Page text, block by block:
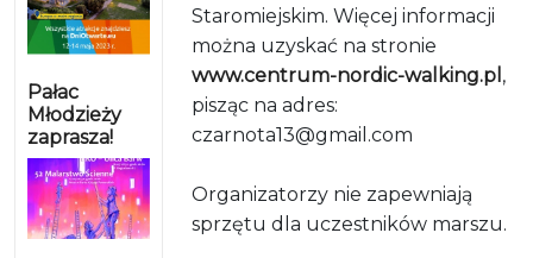
Pałac
Młodzieży
zaprasza!
Staromiejskim. Więcej informacji
można uzyskać na stronie
www.centrum-nordic-walking.pl ,
pisząc na adres:
czarnota13@gmail.com
Organizatorzy nie zapewniają
sprzętu dla uczestników marszu.